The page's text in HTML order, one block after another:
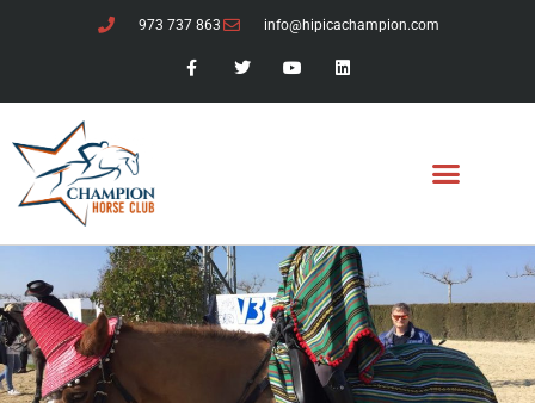
973 737 863 info@hipicachampion.com